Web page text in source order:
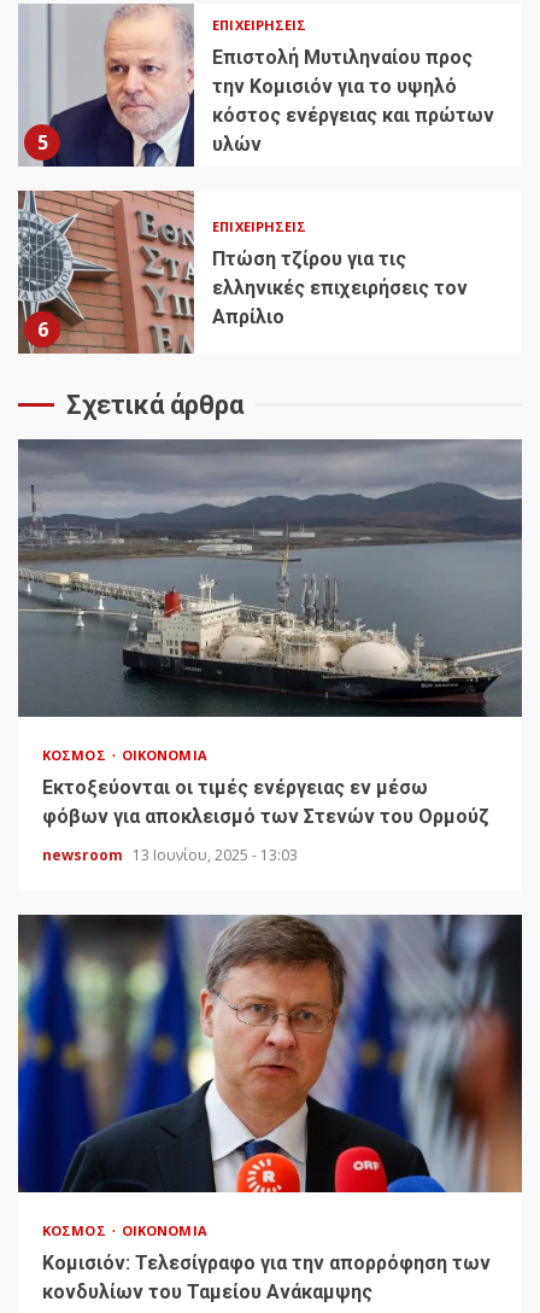
5
ΕΠΙΧΕΙΡΉΣΕΙΣ
Επιστολή Μυτιληναίου προς
την Κομισιόν για το υψηλό
κόστος ενέργειας και πρώτων
υλών
6
ΕΠΙΧΕΙΡΉΣΕΙΣ
Πτώση τζίρου για τις
ελληνικές επιχειρήσεις τον
Απρίλιο
Σχετικά άρθρα
ΚΌΣΜΟΣ ΟΙΚΟΝΟΜΊΑ
Εκτοξεύονται οι τιμές ενέργειας εν μέσω
φόβων για αποκλεισμό των Στενών του Ορμούζ
newsroom 13 Ιουνίου, 2025 - 13:03
ΚΌΣΜΟΣ ΟΙΚΟΝΟΜΊΑ
Κομισιόν: Τελεσίγραφο για την απορρόφηση των
κονδυλίων του Ταμείου Ανάκαμψης